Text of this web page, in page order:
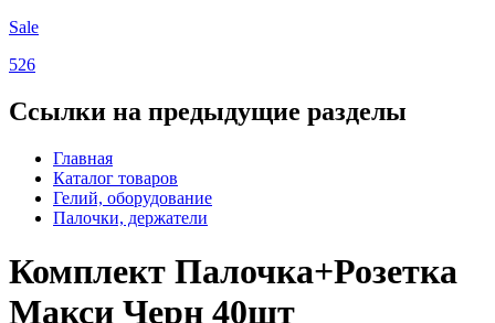
Sale
526
Ссылки на предыдущие разделы
Главная
Каталог товаров
Гелий, оборудование
Палочки, держатели
Комплект Палочка+Розетка
Макси Черн 40шт